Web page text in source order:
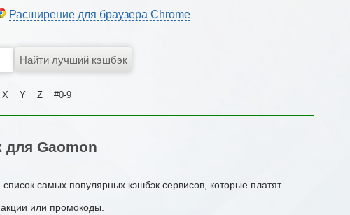
Расширение для браузера Chrome
X Y Z #0-9
Gaomon
самых популярных кэшбэк сервисов, которые платят
или промокоды.